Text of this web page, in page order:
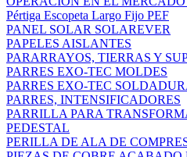
Pértiga Escopeta Largo Fijo PEF
PANEL SOLAR SOLAREVER
PAPELES AISLANTES
PARARRAYOS, TIERRAS Y
PARRES EXO-TEC MOLDES
PARRES EXO-TEC
PARRES, INTENSIFICADORES
PARRILLA PARA
PEDESTAL
PERILLA DE ALA DE